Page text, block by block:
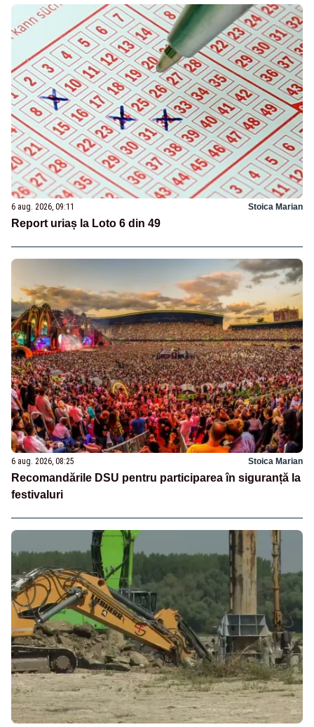
6 aug. 2026, 09:11 Stoica Marian
Report uriaș la Loto 6 din 49
6 aug. 2026, 08:25 Stoica Marian
Recomandările DSU pentru participarea în siguranță la
festivaluri